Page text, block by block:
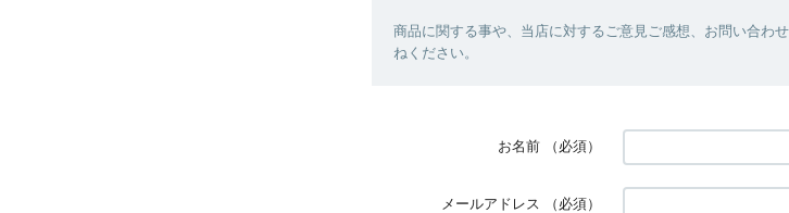
商品に関する事や、当店に対するご意見ご感想、お問い合わ
ねください。
お名前 （必須）
メールアドレス （必須）